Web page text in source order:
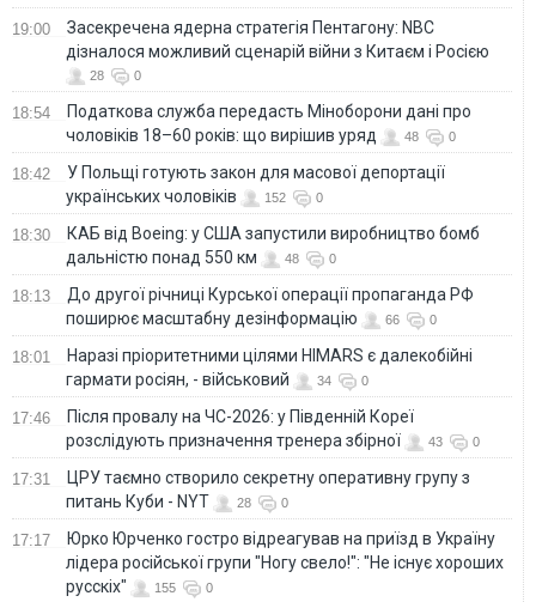
19:00
Засекречена ядерна стратегія Пентагону: NBC
дізналося можливий сценарій війни з Китаєм і Росією
28 0
18:54
Податкова служба передасть Міноборони дані про
чоловіків 18–60 років: що вирішив уряд
48 0
18:42
У Польщі готують закон для масової депортації
українських чоловіків
152 0
18:30
КАБ від Boeing: у США запустили виробництво бомб
дальністю понад 550 км
48 0
18:13
До другої річниці Курської операції пропаганда РФ
поширює масштабну дезінформацію
66 0
18:01
Наразі пріоритетними цілями HIMARS є далекобійні
гармати росіян, - військовий
34 0
17:46
Після провалу на ЧС-2026: у Південній Кореї
розслідують призначення тренера збірної
43 0
17:31
ЦРУ таємно створило секретну оперативну групу з
питань Куби - NYT
28 0
17:17
Юрко Юрченко гостро відреагував на приїзд в Україну
лідера російської групи "Ногу свело!": "Не існує хороших
русскіх"
155 0